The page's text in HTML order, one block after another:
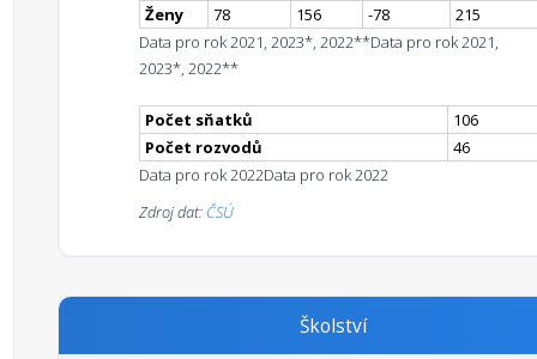
Ženy
78 156 -78
215
Data pro rok 2021, 2023*, 2022**Data pro rok 2021,
2023*, 2022**
Počet sňatků
106
Počet rozvodů
46
Data pro rok 2022Data pro rok 2022
Zdroj dat: ČSÚ
Školství